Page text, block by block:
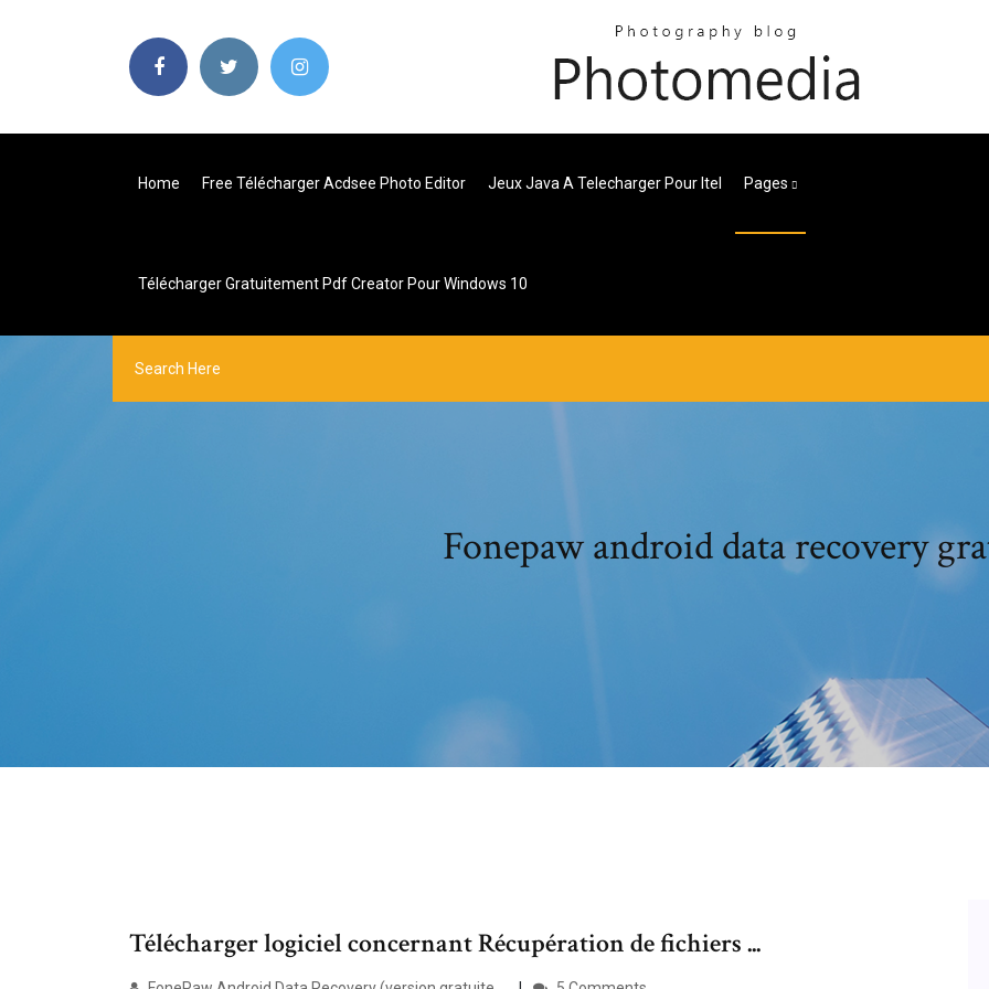
Home Free Télécharger Acdsee Photo Editor Jeux Java A Telecharger Pour Itel Pages
Télécharger Gratuitement Pdf Creator Pour Windows 10
Fonepaw android data recovery
Télécharger logiciel concernant Récupération de fichiers ...